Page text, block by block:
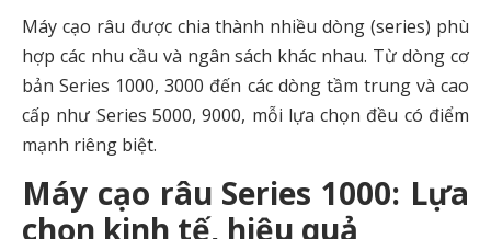
Máy cạo râu được chia thành nhiều dòng (series) phù
hợp các nhu cầu và ngân sách khác nhau. Từ dòng cơ
bản Series 1000, 3000 đến các dòng tầm trung và cao
cấp như Series 5000, 9000, mỗi lựa chọn đều có điểm
mạnh riêng biệt.
Máy cạo râu Series 1000: Lựa
chọn kinh tế, hiệu quả